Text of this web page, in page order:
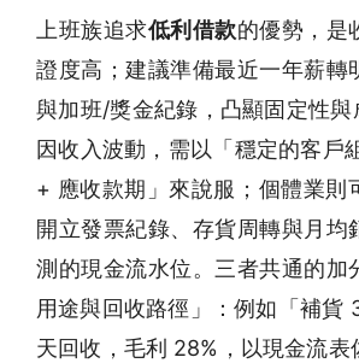
上班族追求低利借款的優勢，是
證度高；建議準備最近一年薪轉
與加班/獎金紀錄，凸顯固定性與
因收入波動，需以「穩定的客戶
+ 應收款期」來說服；個體業則
開立發票紀錄、存貨周轉與月均
測的現金流水位。三者共通的加
用途與回收路徑」：例如「補貨
天回收，毛利 28%，以現金流表